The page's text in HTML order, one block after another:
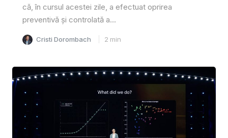
că, în cursul acestei zile, a efectuat oprirea
preventivă și controlată a...
Cristi Dorombach 2 min